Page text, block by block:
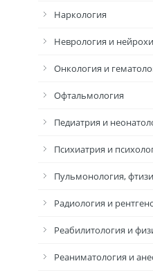
Наркология
Неврология и
Онкология и
Офтальмология
Педиатрия и
Психиатрия и
Пульмонология,
Радиология и
Реабилитология и
Реаниматология и